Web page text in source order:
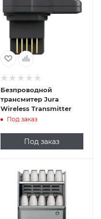
Безпроводной
трансмитер Jura
Wireless Transmitter
Под заказ
Под заказ
Подпись к товару
5 л; 220 В